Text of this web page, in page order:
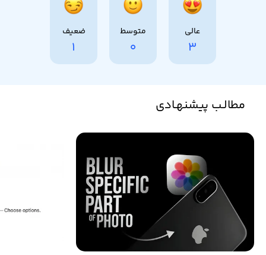
عالی
3
متوسط
0
ضعیف
1
مطالـب پیشنهـادی